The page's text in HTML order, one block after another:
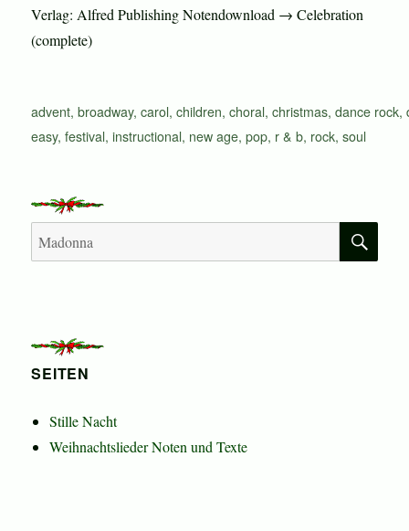
Verlag: Alfred Publishing Notendownload → Celebration
(complete)
Schlagwörter
advent,broadway,carol,children,choral,christmas,dance rock,
easy,festival,instructional, new age,pop, r & b, rock,soul
Suchen
nach:
SEITEN
Stille Nacht
Weihnachtslieder Noten und Texte